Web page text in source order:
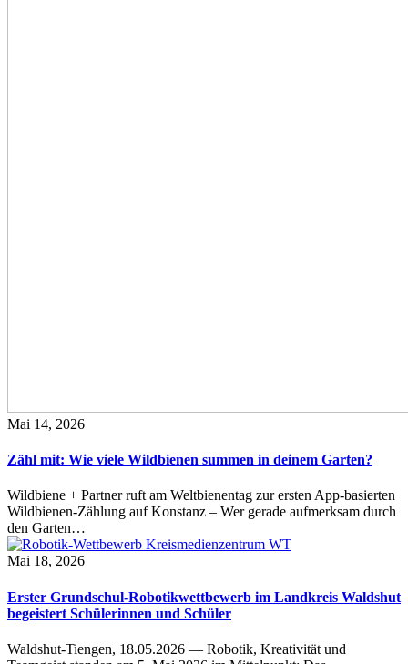
Mai 14, 2026
Zähl mit: Wie viele Wildbienen summen in deinem Garten?
Wildbiene + Partner ruft am Weltbienentag zur ersten App-basierten
Wildbienen-Zählung auf Konstanz – Wer gerade aufmerksam durch
den Garten…
Mai 18, 2026
Erster Grundschul-Robotikwettbewerb im Landkreis Waldshut
begeistert Schülerinnen und Schüler
Waldshut-Tiengen, 18.05.2026 — Robotik, Kreativität und